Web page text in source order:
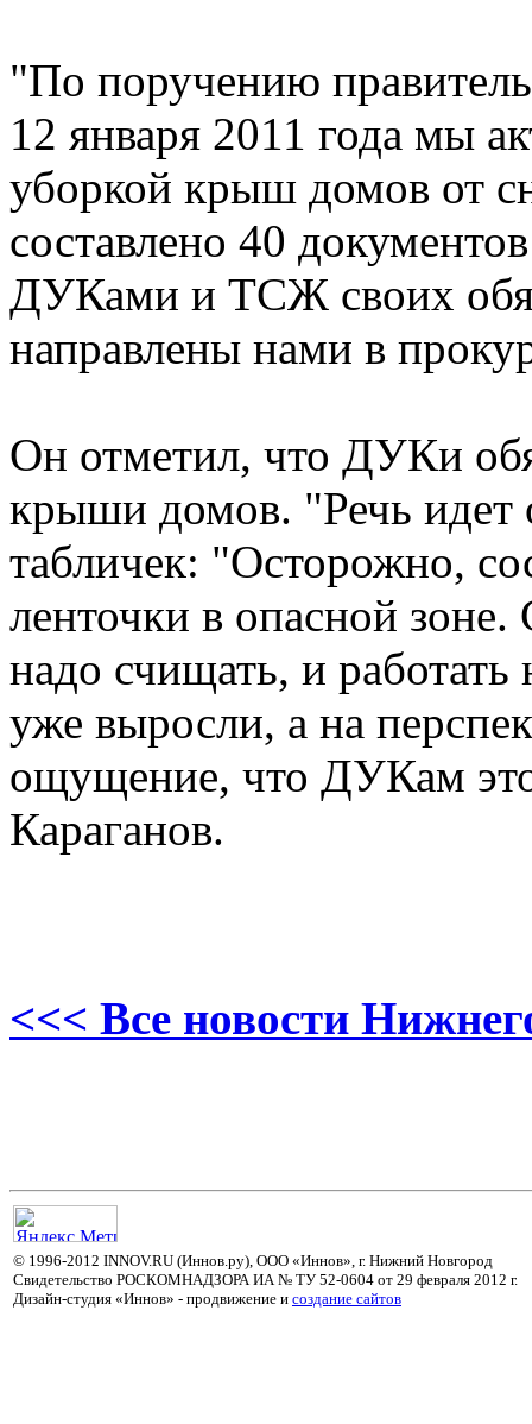
"По поручению
12 января 2011 года мы
уборкой крыш домов от
составлено 40
ДУКами и ТСЖ своих
направлены нами в
Он отметил, что ДУКи
крыши домов. "Речь идет
табличек: "Осторожно,
ленточки в опасной зоне.
надо счищать, и работать
уже выросли, а на
ощущение, что ДУКам
Караганов.
<<< Все новости
© 1996-2012 INNOV.RU (Иннов.ру), ООО «Иннов», г. Нижний Новгород
Свидетельство РОСКОМНАДЗОРА ИА № ТУ 52-0604 от 29 февраля 2012 г.
Дизайн-студия «Иннов» - продвижение и cоздание сайтов